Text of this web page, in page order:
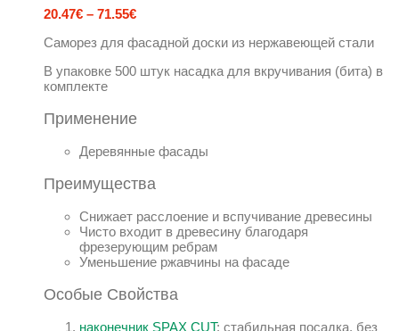
20.47€ – 71.55€
Саморез для фасадной доски из нержавеющей стали
В упаковке 500 штук насадка для вкручивания (бита) в
комплекте
Применение
Деревянные фасады
Преимущества
Снижает расслоение и вспучивание древесины
Чисто входит в древесину благодаря
фрезерующим ребрам
Уменьшение ржавчины на фасаде
Особые Свойства
наконечник SPAX CUT: стабильная посадка, без